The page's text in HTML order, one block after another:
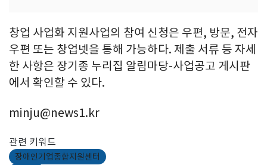
창업 사업화 지원사업의 참여 신청은 우편, 방문, 전자
우편 또는 창업넷을 통해 가능하다. 제출 서류 등 자세
한 사항은 장기종 누리집 알림마당-사업공고 게시판
에서 확인할 수 있다.
minju@news1.kr
관련 키워드
장애인기업종합지원센터